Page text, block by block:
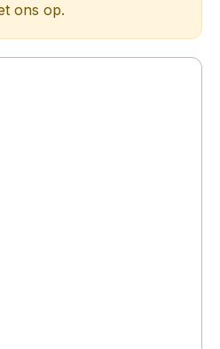
ons op.
fout opgetreden. Probeer